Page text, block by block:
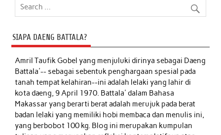
SIAPA DAENG BATTALA?
Amril Taufik Gobelyang menjuluki dirinya sebagai Daeng
Battala'-- sebagai sebentuk penghargaan spesial pada
tanah tempat kelahiran--ini adalah lelaki yang lahir di
kota daeng, 9 April 1970. Battala' dalam Bahasa
Makassar yang berarti berat adalah merujuk pada berat
badan lelaki yang memiliki hobi membaca dan menulis ini,
yang berbobot 100 kg. Blog ini merupakan kumpulan